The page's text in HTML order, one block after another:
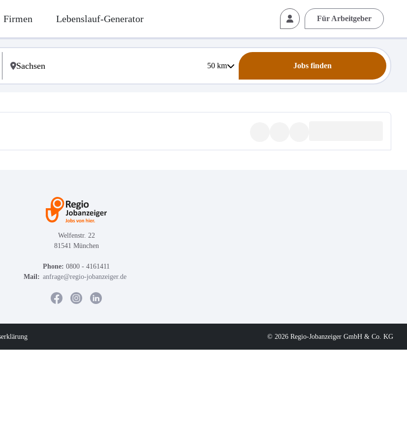
Firmen Lebenslauf-Generator Für Arbeitgeber
50km Jobs finden
Welfenstr. 22
81541 München
Phone: 0800 - 4161411
Mail: anfrage@regio-jobanzeiger.de
© 2026 Regio-Jobanzeiger GmbH & Co. KG